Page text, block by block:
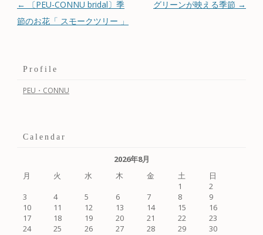
投稿ナビゲーション
←
〔PEU-CONNU bridal〕季
節のお花「 スモークツリー 」
グリーンが映える季節 →
Profile
PEU・CONNU
Calendar
2026年8月
月
火 水 木 金 土
日
1
2
3
4 5 6 7 8
9
10
11 12 13 14 15
16
17
18 19 20 21 22
23
24
25 26 27 28 29
30